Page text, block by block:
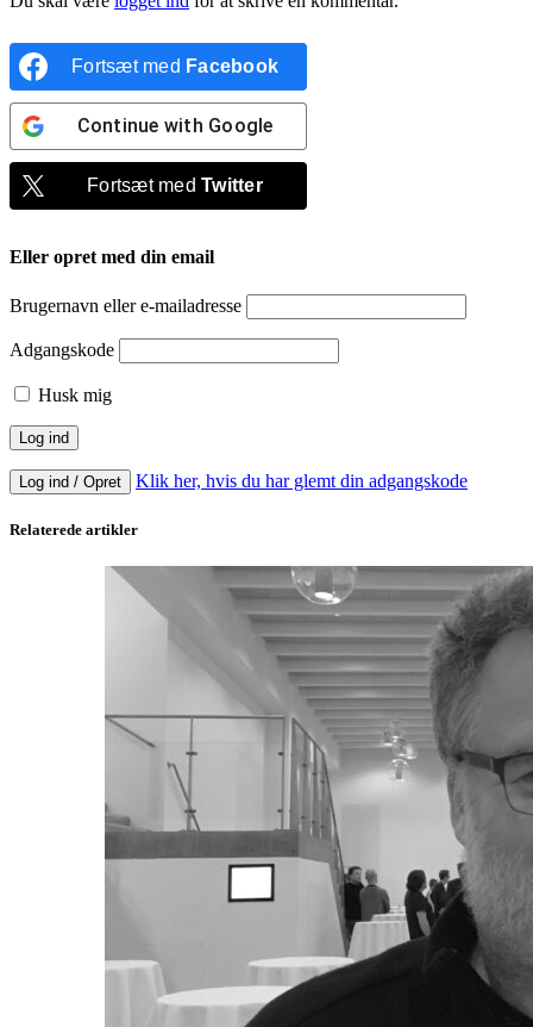
Fortsæt med Facebook
Continue with Google
Fortsæt medTwitter
Eller opret med din email
Brugernavn eller e-mailadresse
Adgangskode
Husk mig
Log ind / Opret Klik her, hvis du har glemt din adgangskode
Relaterede artikler